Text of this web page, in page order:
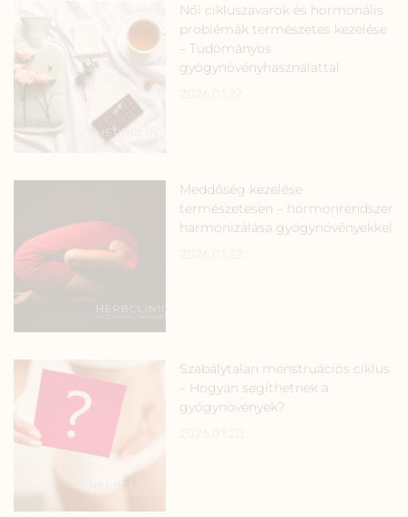
Női cikluszavarok és hormonális
problémák természetes kezelése
– Tudományos
gyógynövényhasználattal
Meddőség kezelése
természetesen – hormonrendszer
harmonizálása gyógynövényekkel
Szabálytalan menstruációs ciklus
– Hogyan segíthetnek a
gyógynövények?